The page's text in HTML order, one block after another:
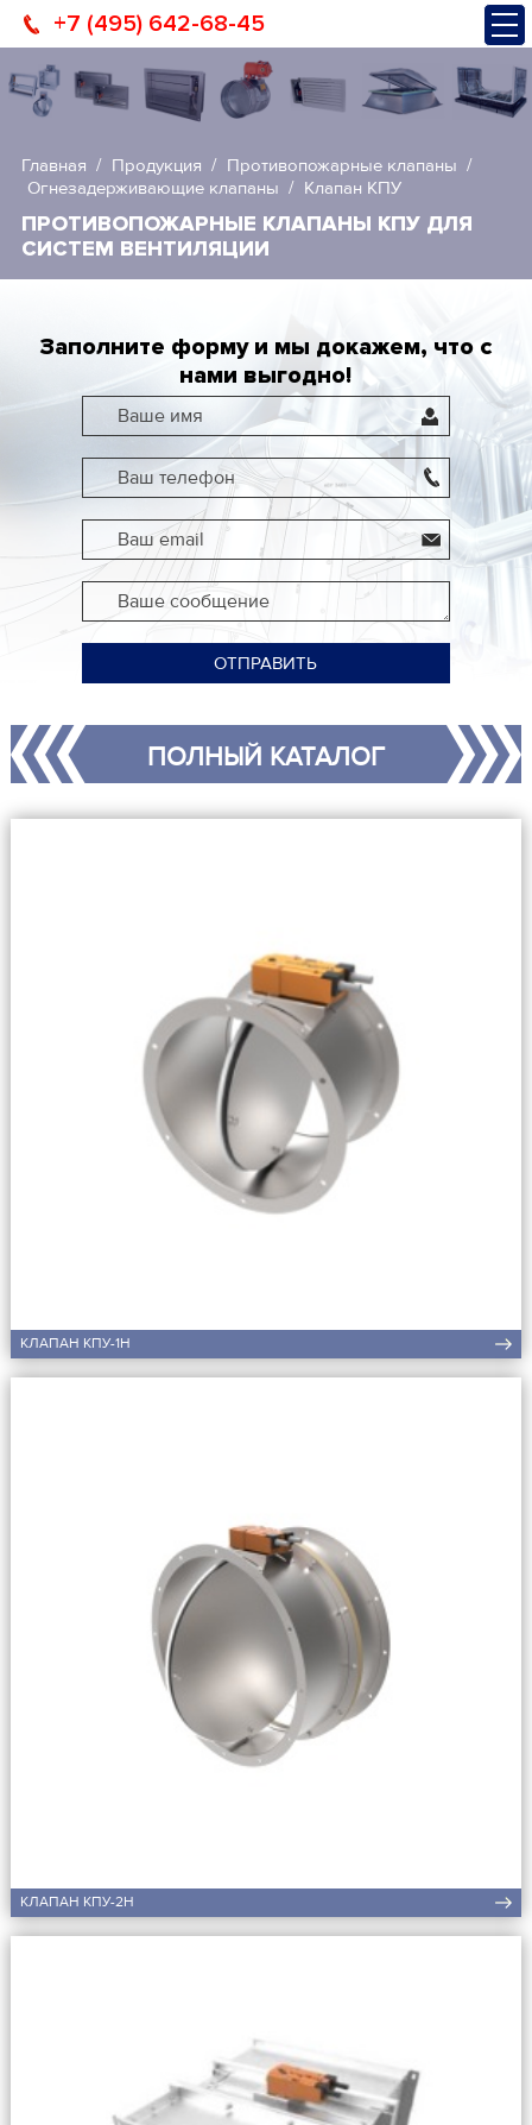
+7 (495) 642-68-45
Главная Продукция
Противопожарные клапаны
Огнезадерживающие клапаны
Клапан КПУ
ПРОТИВОПОЖАРНЫЕ КЛАПАНЫ КПУ ДЛЯ
СИСТЕМ ВЕНТИЛЯЦИИ
Заполните форму и мы докажем, что с
нами выгодно!
Ваше имя
Ваш телефон
Ваш email
Ваше сообщение
ОТПРАВИТЬ
ПОЛНЫЙ КАТАЛОГ
КЛАПАН КПУ-1Н
КЛАПАН КПУ-2Н